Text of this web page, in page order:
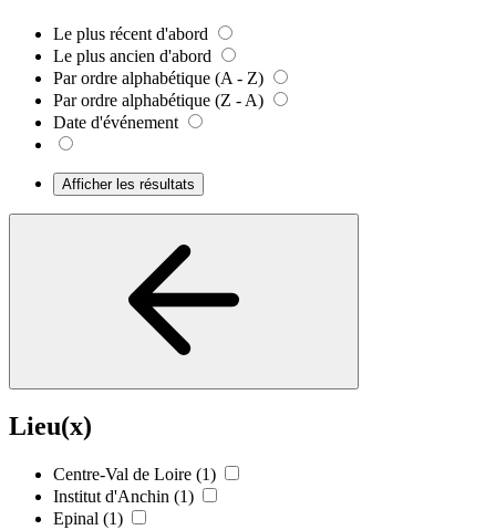
Le plus récent d'abord
Le plus ancien d'abord
Par ordre alphabétique (A - Z)
Par ordre alphabétique (Z - A)
Date d'événement
Afficher les résultats
Lieu(x)
Centre-Val de Loire (1)
Institut d'Anchin (1)
Epinal (1)